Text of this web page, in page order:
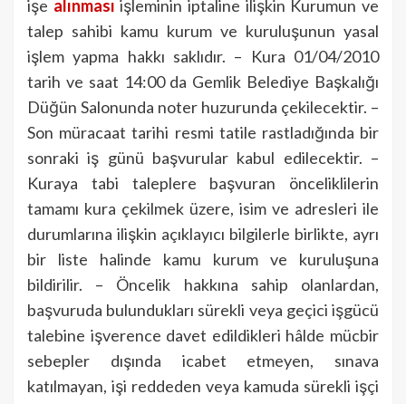
işe alınması işleminin iptaline ilişkin Kurumun ve
talep sahibi kamu kurum ve kuruluşunun yasal
işlem yapma hakkı saklıdır. – Kura 01/04/2010
tarih ve saat 14:00 da Gemlik Belediye Başkalığı
Düğün Salonunda noter huzurunda çekilecektir. –
Son müracaat tarihi resmi tatile rastladığında bir
sonraki iş günü başvurular kabul edilecektir. –
Kuraya tabi taleplere başvuran önceliklilerin
tamamı kura çekilmek üzere, isim ve adresleri ile
durumlarına ilişkin açıklayıcı bilgilerle birlikte, ayrı
bir liste halinde kamu kurum ve kuruluşuna
bildirilir. – Öncelik hakkına sahip olanlardan,
başvuruda bulundukları sürekli veya geçici işgücü
talebine işverence davet edildikleri hâlde mücbir
sebepler dışında icabet etmeyen, sınava
katılmayan, işi reddeden veya kamuda sürekli işçi